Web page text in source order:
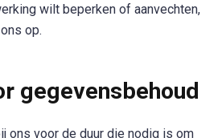
wilt beperken of aanvechten,
op.
gegevensbehoud
ons voor de duur die nodig is om